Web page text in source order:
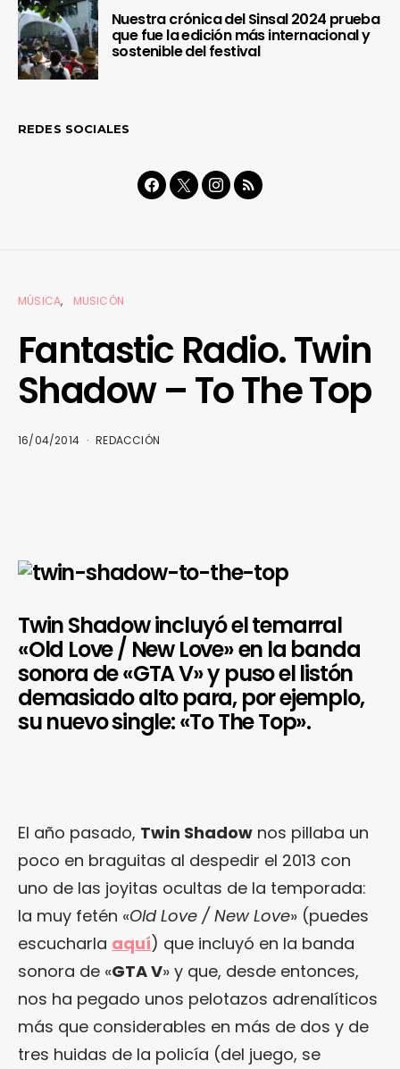
Nuestra crónica del Sinsal 2024 prueba
que fue la edición más internacional y
sostenible del festival
REDES SOCIALES
MÚSICA MUSICÓN
Fantastic Radio. Twin
Shadow – To The Top
16/04/2014 REDACCIÓN
Twin Shadow incluyó el temarral
«Old Love / New Love» en la banda
sonora de «GTA V» y puso el listón
demasiado alto para, por ejemplo,
su nuevo single: «To The Top».
El año pasado, Twin Shadow nos pillaba un
poco en braguitas al despedir el 2013 con
uno de las joyitas ocultas de la temporada:
la muy fetén «Old Love / New Love» (puedes
escucharla aquí) que incluyó en la banda
sonora de «GTA V» y que, desde entonces,
nos ha pegado unos pelotazos adrenalíticos
más que considerables en más de dos y de
tres huidas de la policía (del juego, se